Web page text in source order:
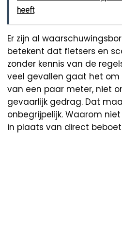
heeft
Er zijn al
betekent dat fietsers en
zonder kennis van de
veel gevallen gaat het om
van een paar meter, niet
gevaarlijk gedrag. Dat
onbegrijpelijk. Waarom
in plaats van direct